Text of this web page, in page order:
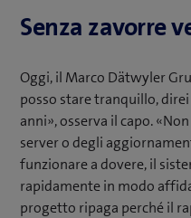
Senza zavorre
Oggi, il Marco Dätwyler
posso stare tranquillo,
anni», osserva il capo.
server o degli
funzionare a dovere, il
rapidamente in modo
progetto ripaga perché il